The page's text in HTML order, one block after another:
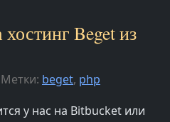
Beget из
Метки: beget, php
у нас на Bitbucket или